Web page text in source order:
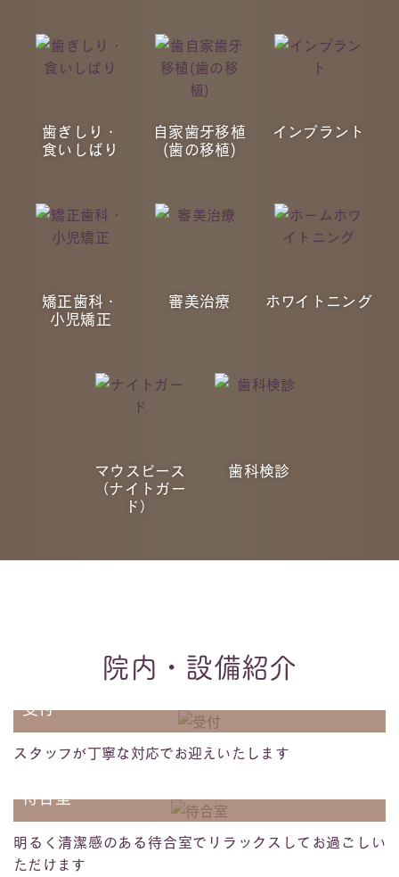
歯ぎしり・
食いしばり
自家歯牙移植
(歯の移植)
インプラント
矯正歯科・
小児矯正
審美治療 ホワイトニング
マウスピース
（ナイトガー
ド）
歯科検診
院内・設備紹介
受付
スタッフが丁寧な対応でお迎えいたします
待合室
明るく清潔感のある待合室でリラックスしてお過ごしい
ただけます